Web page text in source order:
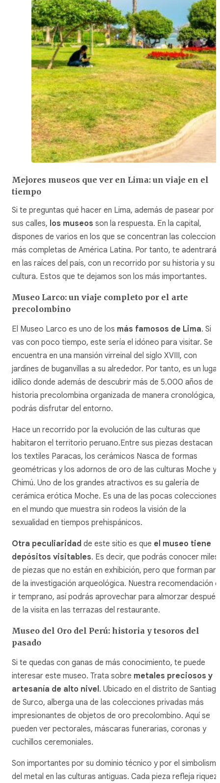
Mejores museos que ver en Lima: un viaje en el
tiempo
Si te preguntas qué hacer en Lima, además de pasear por
sus calles, los museos son la respuesta. En la capital,
dispones de varios en los que se concentran las
más completas de América Latina. Por tanto, te adentrarás
en las raíces del país, con un recorrido por su historia y su
cultura. Estos que te dejamos son los más importantes.
Museo Larco: un viaje completo por el arte
precolombino
El Museo Larco es uno de los más famosos de Lima. Si
vas con poco tiempo, este sería el idóneo para visitar. Se
encuentra en una mansión virreinal del siglo XVIII, con
jardines de buganvillas a su alrededor. Por tanto, es un lugar
idílico donde además de descubrir más de 5.000 años de
historia precolombina organizada de manera cronológica,
podrás disfrutar del entorno.
Hace un recorrido por la evolución de las culturas que
habitaron el territorio peruano.Entre sus piezas destacan
los textiles Paracas, los cerámicos Nasca de formas
geométricas y los adornos de oro de las culturas Moche y
Chimú. Uno de los grandes atractivos es su galería de
cerámica erótica Moche. Es una de las pocas colecciones
en el mundo que muestra sin rodeos la visión de la
sexualidad en tiempos prehispánicos.
Otra peculiaridad de este sitio es que el museo tiene
depósitos visitables. Es decir, que podrás conocer miles
de piezas que no están en exhibición, pero que forman
de la investigación arqueológica. Nuestra recomendación
ir temprano, así podrás aprovechar para almorzar después
de la visita en las terrazas del restaurante.
Museo del Oro del Perú: historia y tesoros del
pasado
Si te quedas con ganas de más conocimiento, te puede
interesar este museo. Trata sobre metales preciosos y
artesanía de alto nivel. Ubicado en el distrito de
de Surco, alberga una de las colecciones privadas más
impresionantes de objetos de oro precolombino. Aquí se
pueden ver pectorales, máscaras funerarias, coronas y
cuchillos ceremoniales.
Son importantes por su dominio técnico y por el
del metal en las culturas antiguas. Cada pieza refleja